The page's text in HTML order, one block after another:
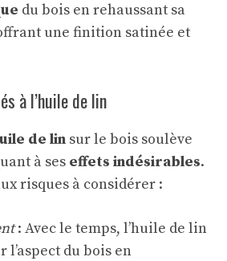
du bois en rehaussant sa
une finition satinée et
à l’huile de lin
de lin sur le bois soulève
à ses effets indésirables.
risques à considérer :
: Avec le temps, l’huile de lin
l’aspect du bois en